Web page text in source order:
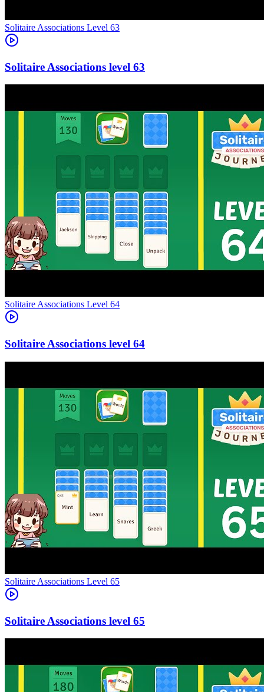
Level 63
63
Level 64
64
Level 65
65